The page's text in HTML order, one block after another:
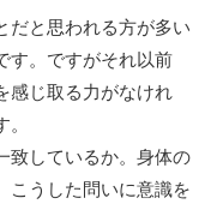
だと思われる方が多い
す。ですがそれ以前
感じ取る力がなけれ
致しているか。身体の
こうした問いに意識を